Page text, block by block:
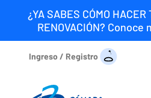
¿YA SABES CÓMO HACER
RENOVACIÓN? Conoce
Ingreso / Registro